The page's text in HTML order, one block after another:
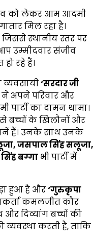
को लेकर आम आदमी
मिल रहा है।
जिससे स्थानीय स्तर पर
उम्मीदवार संजीव
रहे हैं।
व्यवसायी‘सरदार जी
ने अपने परिवार और
का दामन थामा।
बच्चों के खिलौनों और
हैं। उनके साथ उनके
,जसपाल सिंह सलूजा,
बग्गा भी पार्टी में
हुआ है और‘गुरुकृपा
कमलजीत कौर
दिव्यांग बच्चों की
करती है, ताकि